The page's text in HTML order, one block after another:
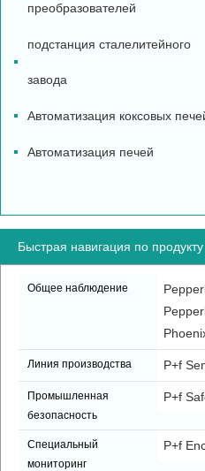
преобразователей
подстанция сталелитейного
завода
Автоматизация коксовых
Автоматизация печей
Быстрая навигация по продукту
Общее наблюдение
Линия производства P+f
Промышленная
безопасность
P+f
Специальный
мониторинг
P+f